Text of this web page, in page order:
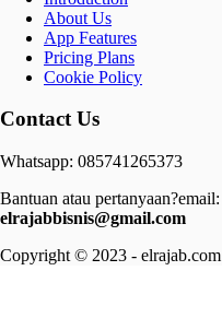
About Us
App Features
Pricing Plans
Cookie Policy
Contact Us
Whatsapp: 085741265373
Bantuan atau pertanyaan?email:
elrajabbisnis@gmail.com
Copyright © 2023 - elrajab.com